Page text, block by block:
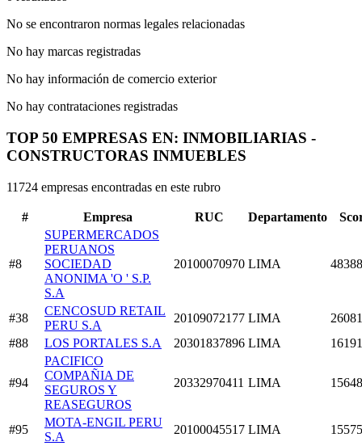
No se encontraron normas legales relacionadas
No hay marcas registradas
No hay información de comercio exterior
No hay contrataciones registradas
TOP 50 EMPRESAS EN: INMOBILIARIAS -
CONSTRUCTORAS INMUEBLES
11724 empresas encontradas en este rubro
# Empresa RUC Departamento
#8
SUPERMERCADOS
PERUANOS
SOCIEDAD
ANONIMA 'O ' S.P.
S.A
20100070970 LIMA
#38
CENCOSUD RETAIL
PERU S.A
20109072177 LIMA
#88
LOS PORTALES S.A 20301837896 LIMA
#94
PACIFICO
COMPAÑIA DE
SEGUROS Y
REASEGUROS
20332970411 LIMA
#95
MOTA-ENGIL PERU
S.A
20100045517 LIMA